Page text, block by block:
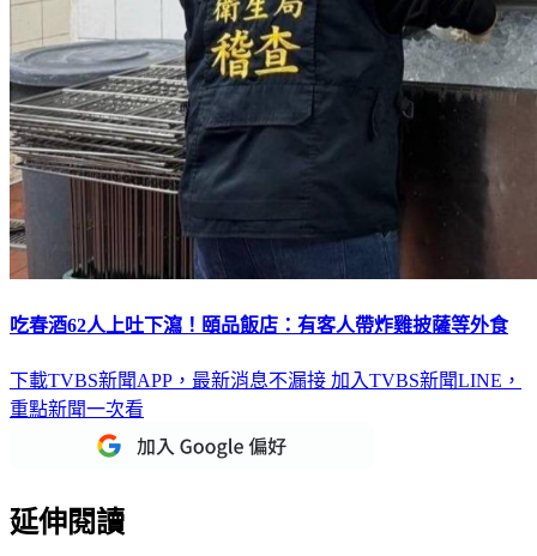
吃春酒62人上吐下瀉！頤品飯店：有客人帶炸雞披薩等外食
下載TVBS新聞APP，最新消息不漏接 加入TVBS新聞LINE，
重點新聞一次看
延伸閱讀